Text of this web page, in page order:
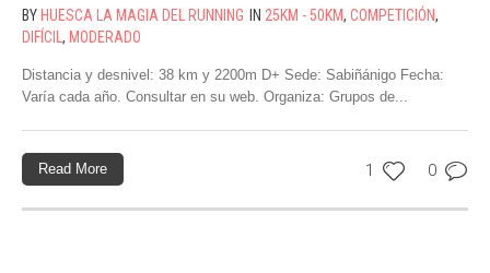
BY HUESCA LA MAGIA DEL RUNNING IN 25KM - 50KM, COMPETICIÓN,
DIFÍCIL , MODERADO
Distancia y desnivel: 38 km y 2200m D+ Sede: Sabiñánigo Fecha:
Varía cada año. Consultar en su web. Organiza: Grupos de...
1 0
Read More